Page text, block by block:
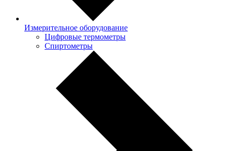
Измерительное оборудование
Цифровые термометры
Спиртометры